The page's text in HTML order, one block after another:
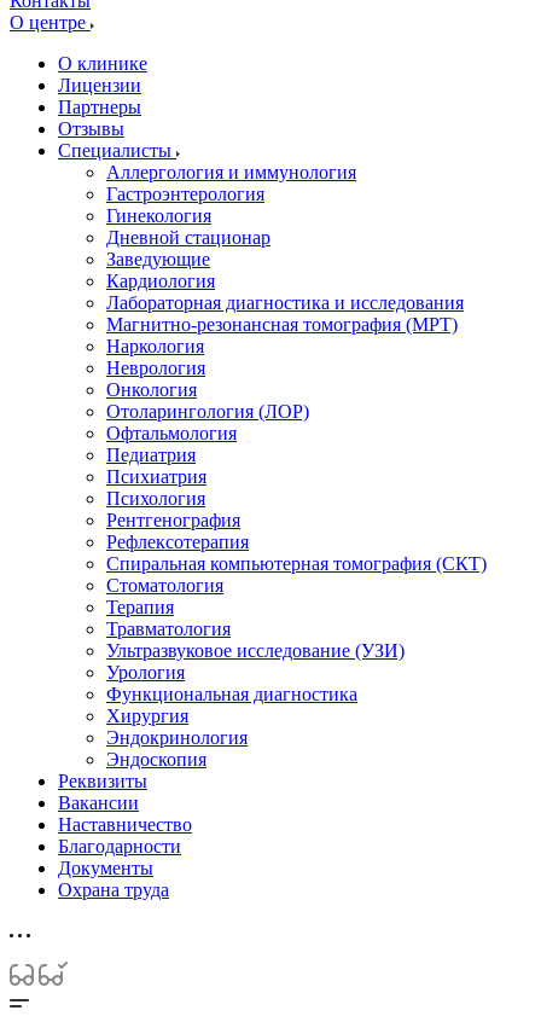
О центре
О клинике
Лицензии
Партнеры
Отзывы
Специалисты
Аллергология и иммунология
Гастроэнтерология
Гинекология
Дневной стационар
Заведующие
Кардиология
Лабораторная диагностика и исследования
Магнитно-резонансная томография (МРТ)
Наркология
Неврология
Онкология
Отоларингология (ЛОР)
Офтальмология
Педиатрия
Психиатрия
Психология
Рентгенография
Рефлексотерапия
Спиральная компьютерная томография (СКТ)
Стоматология
Терапия
Травматология
Ультразвуковое исследование (УЗИ)
Урология
Функциональная диагностика
Хирургия
Эндокринология
Эндоскопия
Реквизиты
Вакансии
Наставничество
Благодарности
Документы
Охрана труда